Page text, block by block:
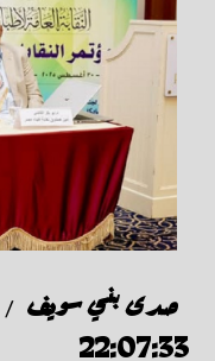
صدى بني سويف /
22:07:33